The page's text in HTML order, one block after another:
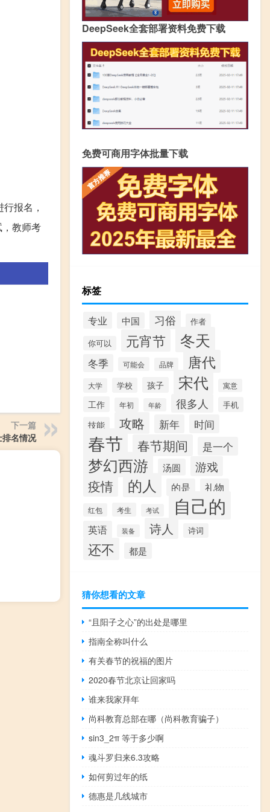
报名，
教师考
下一篇
名情况
DeepSeek全套部署资料免费下载
免费可商用字体批量下载
标签
专业 中国 习俗 作者
你可以 元宵节 冬天
冬季 可能会 品牌 唐代
大学 学校 孩子 宋代 寓意
工作 年初 年龄 很多人 手机
技能 攻略 新年 时间
春节 春节期间 是一个
梦幻西游 汤圆 游戏
疫情 的人 的是 礼物
红包 考生 考试 自己的
英语 装备 诗人 诗词
还不 都是
猜你想看的文章
“且阳子之心”的出处是哪里
指南全称叫什么
有关春节的祝福的图片
2020春节北京让回家吗
谁来我家拜年
尚科教育总部在哪（尚科教育骗子）
sin3_2π 等于多少啊
魂斗罗归来6.3攻略
如何剪过年的纸
德惠是几线城市